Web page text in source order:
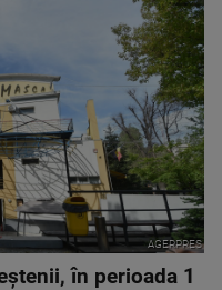
AGERPRES
în perioada 1